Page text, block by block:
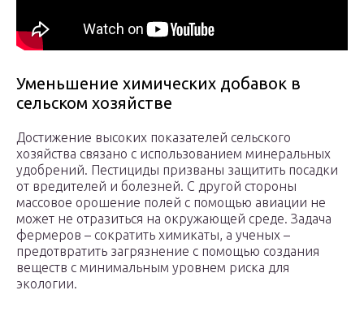
Уменьшение химических добавок в
сельском хозяйстве
Достижение высоких показателей сельского
хозяйства связано с использованием минеральных
удобрений. Пестициды призваны защитить посадки
от вредителей и болезней. С другой стороны
массовое орошение полей с помощью авиации не
может не отразиться на окружающей среде. Задача
фермеров – сократить химикаты, а ученых –
предотвратить загрязнение с помощью создания
веществ с минимальным уровнем риска для
экологии.